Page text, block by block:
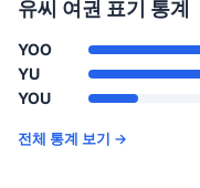
유씨 여권 표기 통계
YOO
YU
YOU
전체 통계 보기 →